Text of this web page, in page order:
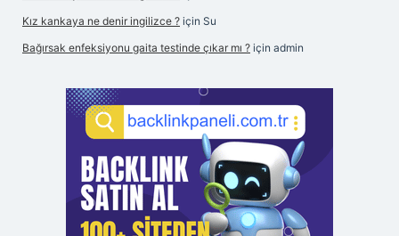
Kız kankaya ne denir ingilizce ? için Su
Bağırsak enfeksiyonu gaita testinde çıkar mı ? için admin